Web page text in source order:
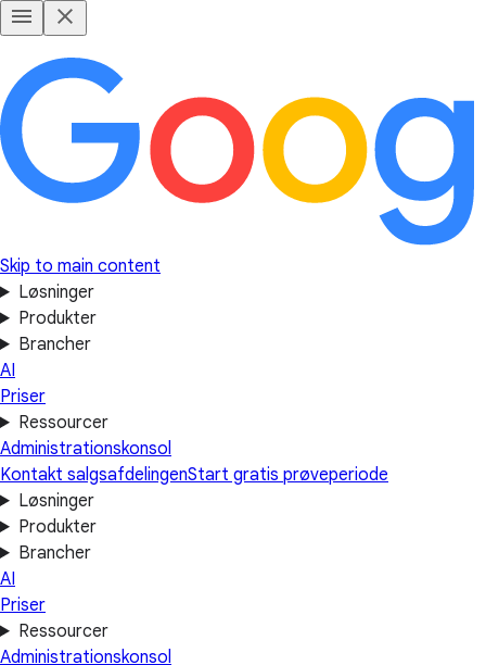
Skip to main content
Løsninger
Produkter
Brancher
AI
Priser
Ressourcer
Administrationskonsol
Kontakt salgsafdelingenStart gratis prøveperiode
Løsninger
Produkter
Brancher
AI
Priser
Ressourcer
Administrationskonsol